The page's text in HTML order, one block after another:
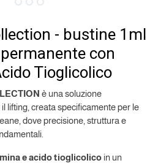
- bustine 1ml
con
Tioglicolico
è una soluzione
lifting, creata specificamente per le
dove precisione, struttura e
e acido tioglicolico in un